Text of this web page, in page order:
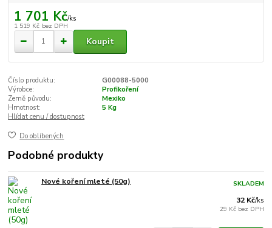
1 701 Kč/ks
1 519 Kč bez DPH
Koupit
Číslo produktu:
G00088-5000
Výrobce:
Profikoření
Země původu:
Mexiko
Hmotnost:
5 Kg
Hlídat cenu / dostupnost
Do oblíbených
Podobné produkty
Nové koření mleté (50g)
32 Kč/ks
29 Kč bez DPH
SKLADEM